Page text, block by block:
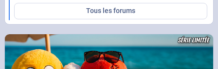
AAAAAARRRRRRGGGGGHHHH !!!
Tous les forums